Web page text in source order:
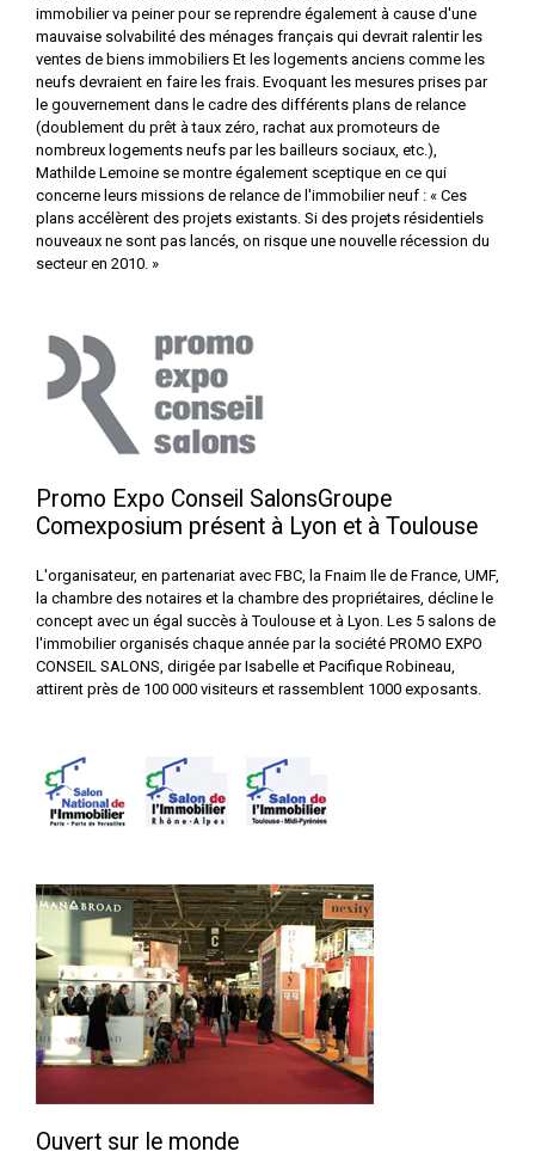
immobilier va peiner pour se reprendre également à cause d'une
mauvaise solvabilité des ménages français qui devrait ralentir les
ventes de biens immobiliers Et les logements anciens comme les
neufs devraient en faire les frais. Evoquant les mesures prises par
le gouvernement dans le cadre des différents plans de relance
(doublement du prêt à taux zéro, rachat aux promoteurs de
nombreux logements neufs par les bailleurs sociaux, etc.),
Mathilde Lemoine se montre également sceptique en ce qui
concerne leurs missions de relance de l'immobilier neuf : « Ces
plans accélèrent des projets existants. Si des projets résidentiels
nouveaux ne sont pas lancés, on risque une nouvelle récession du
secteur en 2010. »
Promo Expo Conseil SalonsGroupe
Comexposium présent à Lyon et à Toulouse
L'organisateur, en partenariat avec FBC, la Fnaim Ile de France, UMF,
la chambre des notaires et la chambre des propriétaires, décline le
concept avec un égal succès à Toulouse et à Lyon. Les 5 salons de
l'immobilier organisés chaque année par la société PROMO EXPO
CONSEIL SALONS, dirigée par Isabelle et Pacifique Robineau,
attirent près de 100 000 visiteurs et rassemblent 1000 exposants.
Ouvert sur le monde